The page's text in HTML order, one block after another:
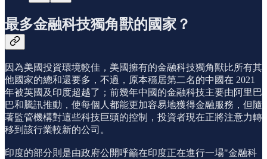
最多金融科技獨角獸的國家？
因為美國投資環境較佳，美國擁有的金融科技獨角獸比所有其
他國家的總和還要多，不過，原本穩居第二名的中國在 2021
年被英國及印度超越了；前幾年中國的金融科技主要由阿里巴
巴和騰訊推動，使每個人都能更加容易地獲得金融服務，但隨
著監管機構對這些科技巨頭的控制，投資者現在正將注意力轉
移到該行業較新的公司。
印度的部分則是由政府公開呼籲在印度正在進行一場"金融科